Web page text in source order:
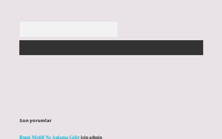
Son yorumlar
Rumi Motifi Ne Anlama Geliriçinadmin